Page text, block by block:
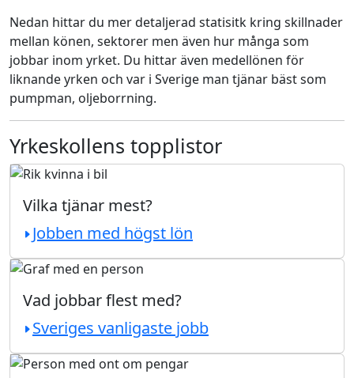
Nedan hittar du mer detaljerad statisitk kring skillnader
mellan könen, sektorer men även hur många som
jobbar inom yrket. Du hittar även medellönen för
liknande yrken och var i Sverige man tjänar bäst som
pumpman, oljeborrning.
Yrkeskollens topplistor
Vilka tjänar mest?
Jobben med högst lön
Vad jobbar flest med?
Sveriges vanligaste jobb